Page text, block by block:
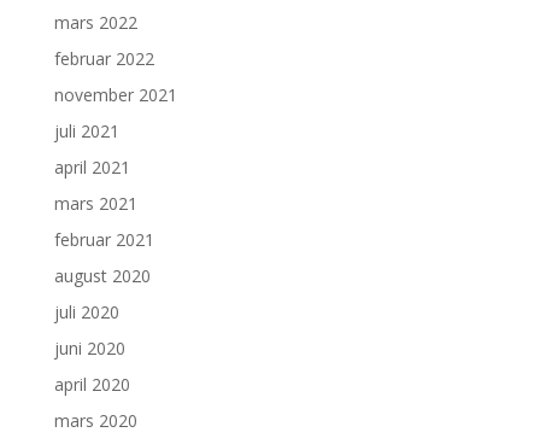
mars 2022
februar 2022
november 2021
juli 2021
april 2021
mars 2021
februar 2021
august 2020
juli 2020
juni 2020
april 2020
mars 2020